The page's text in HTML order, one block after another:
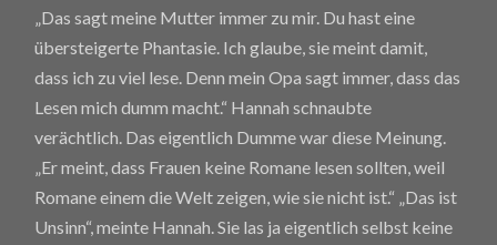
„Das sagt meine Mutter immer zu mir. Du hast eine
übersteigerte Phantasie. Ich glaube, sie meint damit,
dass ich zu viel lese. Denn mein Opa sagt immer, dass das
Lesen mich dumm macht.“ Hannah schnaubte
verächtlich. Das eigentlich Dumme war diese Meinung.
„Er meint, dass Frauen keine Romane lesen sollten, weil
Romane einem die Welt zeigen, wie sie nicht ist.“ „Das ist
Unsinn“, meinte Hannah. Sie las ja eigentlich selbst keine